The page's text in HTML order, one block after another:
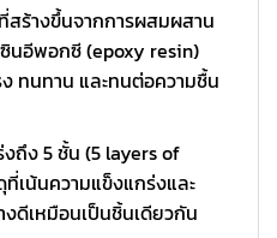
สร้างขึ้นจากการผสมผสาน
ซินอีพอกซี (epoxy resin)
ทนทาน และทนต่อความชื้น
ถึง 5 ชั้น (5 layers of
เน้นความแข็งแกร่งและ
ดีเหมือนเป็นชิ้นเดียวกัน